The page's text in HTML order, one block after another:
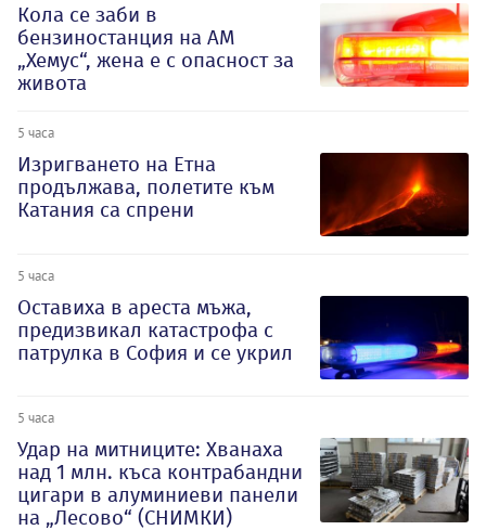
Кола се заби в
бензиностанция на АМ
„Хемус“, жена е с опасност за
живота
5 часа
Изригването на Етна
продължава, полетите към
Катания са спрени
5 часа
Оставиха в ареста мъжа,
предизвикал катастрофа с
патрулка в София и се укрил
5 часа
Удар на митниците: Хванаха
над 1 млн. къса контрабандни
цигари в алуминиеви панели
на „Лесово“ (СНИМКИ)